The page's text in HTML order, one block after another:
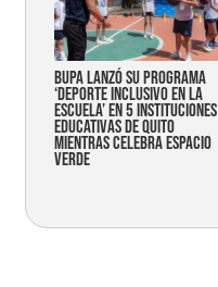
Bupa lanzó su programa
‘Deporte Inclusivo en la
Escuela’ en 5 instituciones
educativas de Quito
mientras celebra espacio
verde